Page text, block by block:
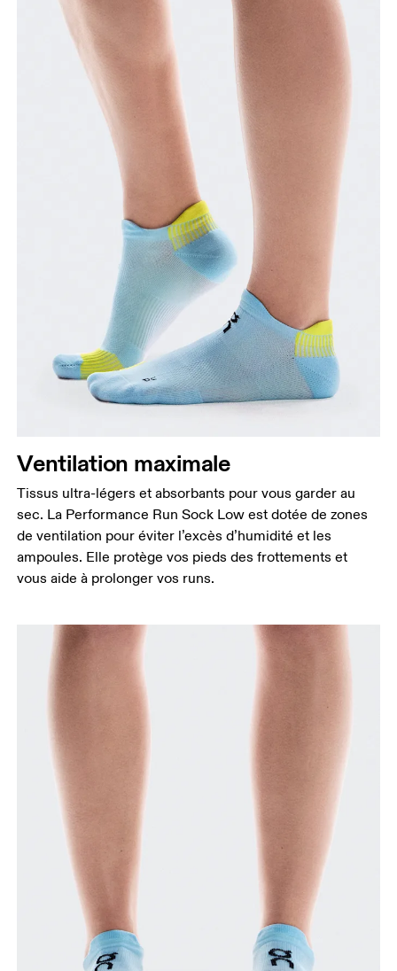
Ventilation maximale
Tissus ultra-légers et absorbants pour vous garder au
sec. La Performance Run Sock Low est dotée de zones
de ventilation pour éviter l’excès d’humidité et les
ampoules. Elle protège vos pieds des frottements et
vous aide à prolonger vos runs.